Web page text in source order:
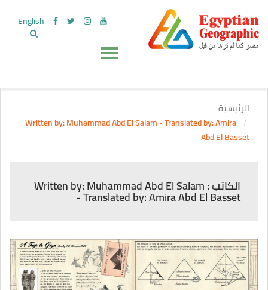
English
الرئيسية
Written by: Muhammad Abd El Salam - Translated by: Amira
Abd El Basset
الكاتب : Written by: Muhammad Abd El Salam
- Translated by: Amira Abd El Basset